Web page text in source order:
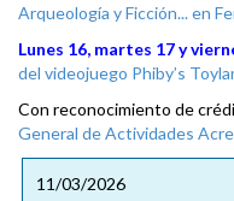
Arqueología y Ficción... en
Lunes 16, martes 17 y
del videojuego Phiby’s
Con reconocimiento de
General de Actividades
11/03/2026